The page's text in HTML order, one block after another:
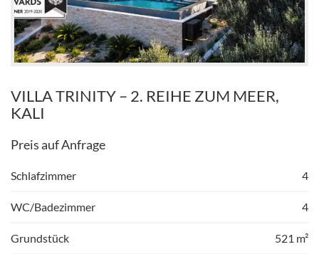
VILLA TRINITY – 2. REIHE ZUM MEER,
KALI
Preis auf Anfrage
Schlafzimmer 4
WC/Badezimmer 4
Grundstück 521 m²